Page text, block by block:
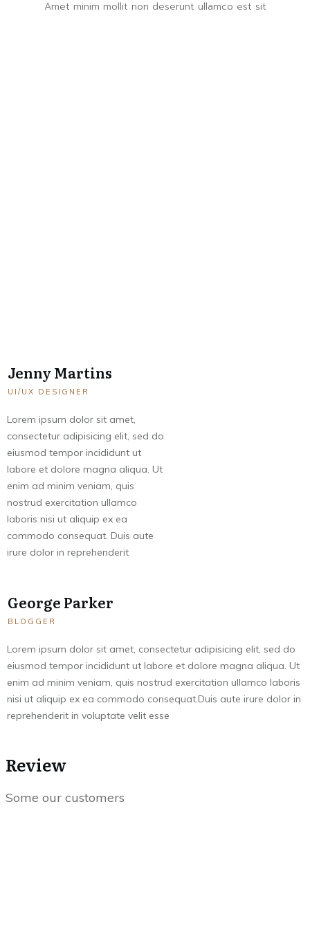
Amet minim mollit non deserunt ullamco est sit
Jenny Martins
UI/UX DESIGNER
Lorem ipsum dolor sit amet,
consectetur adipisicing elit, sed do
eiusmod tempor incididunt ut
labore et dolore magna aliqua. Ut
enim ad minim veniam, quis
nostrud exercitation ullamco
laboris nisi ut aliquip ex ea
commodo consequat. Duis aute
irure dolor in reprehenderit
George Parker
BLOGGER
Lorem ipsum dolor sit amet, consectetur adipisicing elit, sed do
eiusmod tempor incididunt ut labore et dolore magna aliqua. Ut
enim ad minim veniam, quis nostrud exercitation ullamco laboris
nisi ut aliquip ex ea commodo consequat.Duis aute irure dolor in
reprehenderit in voluptate velit esse
Review
Some our customers